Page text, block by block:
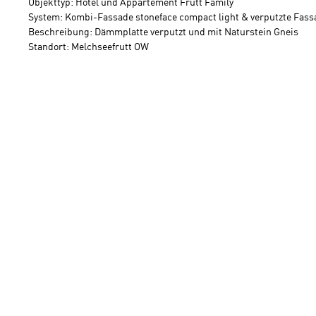
Objekttyp: Hotel und Appartement Frutt Family
System: Kombi-Fassade stoneface compact light & verputzte
Beschreibung: Dämmplatte verputzt und mit Naturstein Gneis
Standort: Melchseefrutt OW